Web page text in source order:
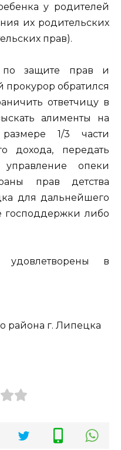
у родителей
их родительских
прав).
защите прав и
прокурор обратился
ответчицу в
алименты на
1/3 части
дохода, передать
опеки
прав детства
для дальнейшего
господдержки либо
удовлетворены в
района г. Липецка